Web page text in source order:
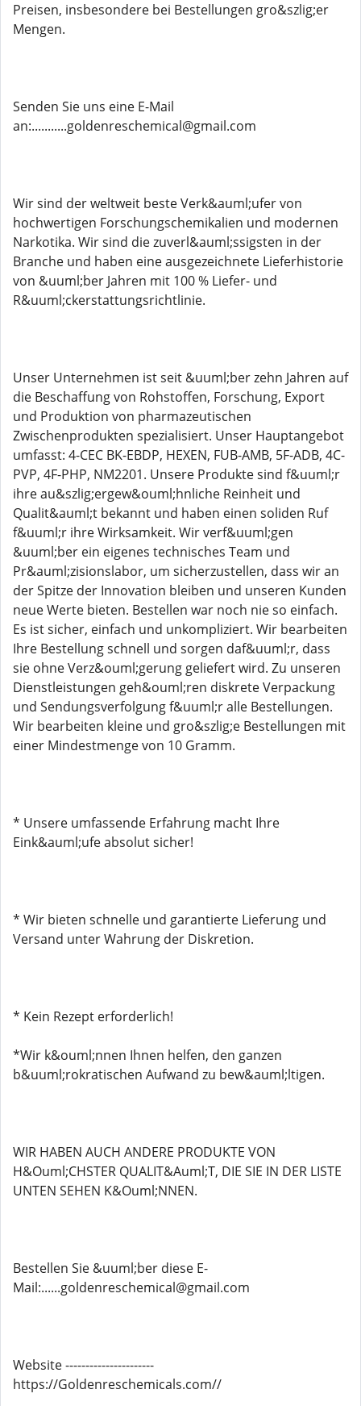
Preisen, insbesondere bei Bestellungen gro&szlig;er
Mengen.
Senden Sie uns eine E-Mail
an:...........goldenreschemical@gmail.com
Wir sind der weltweit beste Verk&auml;ufer von
hochwertigen Forschungschemikalien und modernen
Narkotika. Wir sind die zuverl&auml;ssigsten in der
Branche und haben eine ausgezeichnete Lieferhistorie
von &uuml;ber Jahren mit 100 % Liefer- und
R&uuml;ckerstattungsrichtlinie.
Unser Unternehmen ist seit &uuml;ber zehn Jahren auf
die Beschaffung von Rohstoffen, Forschung, Export
und Produktion von pharmazeutischen
Zwischenprodukten spezialisiert. Unser Hauptangebot
umfasst: 4-CEC BK-EBDP, HEXEN, FUB-AMB, 5F-ADB, 4C-
PVP, 4F-PHP, NM2201. Unsere Produkte sind f&uuml;r
ihre au&szlig;ergew&ouml;hnliche Reinheit und
Qualit&auml;t bekannt und haben einen soliden Ruf
f&uuml;r ihre Wirksamkeit. Wir verf&uuml;gen
&uuml;ber ein eigenes technisches Team und
Pr&auml;zisionslabor, um sicherzustellen, dass wir an
der Spitze der Innovation bleiben und unseren Kunden
neue Werte bieten. Bestellen war noch nie so einfach.
Es ist sicher, einfach und unkompliziert. Wir bearbeiten
Ihre Bestellung schnell und sorgen daf&uuml;r, dass
sie ohne Verz&ouml;gerung geliefert wird. Zu unseren
Dienstleistungen geh&ouml;ren diskrete Verpackung
und Sendungsverfolgung f&uuml;r alle Bestellungen.
Wir bearbeiten kleine und gro&szlig;e Bestellungen mit
einer Mindestmenge von 10 Gramm.
* Unsere umfassende Erfahrung macht Ihre
Eink&auml;ufe absolut sicher!
* Wir bieten schnelle und garantierte Lieferung und
Versand unter Wahrung der Diskretion.
* Kein Rezept erforderlich!
*Wir k&ouml;nnen Ihnen helfen, den ganzen
b&uuml;rokratischen Aufwand zu bew&auml;ltigen.
WIR HABEN AUCH ANDERE PRODUKTE VON
H&Ouml;CHSTER QUALIT&Auml;T, DIE SIE IN DER LISTE
UNTEN SEHEN K&Ouml;NNEN.
Bestellen Sie &uuml;ber diese E-
Mail:......goldenreschemical@gmail.com
Website ----------------------
https://Goldenreschemicals.com//